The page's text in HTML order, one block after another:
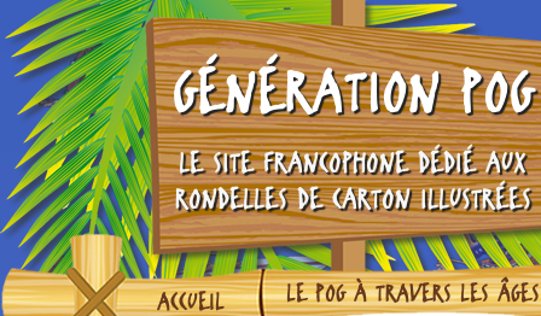
GÉNÉRATION POG
LE SITE FRANCOPHONE DÉDIÉ AUX
RONDELLES DE CARTON ILLUSTRÉES
ACCUEIL LE POG À TRAVERS LES ÂGES